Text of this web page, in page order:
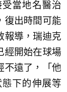
當地名醫治
復出時間可能
報導，瑞迪克
經開始在球場
不遠了，「他
下的伸展等